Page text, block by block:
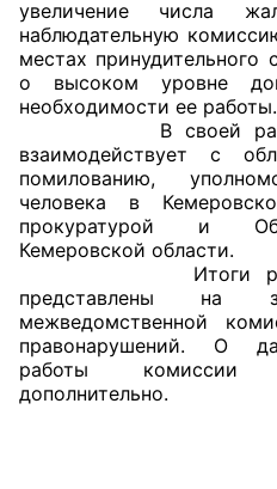
увеличение числа
наблюдательную
местах принудительного
о высоком уровне
необходимости ее работы.
В своей работе
взаимодействует с
помилованию,
человека в
прокуратурой и
Кемеровской области.
Итоги работы
представлены на
межведомственной
правонарушений. О
работы комиссии
дополнительно.